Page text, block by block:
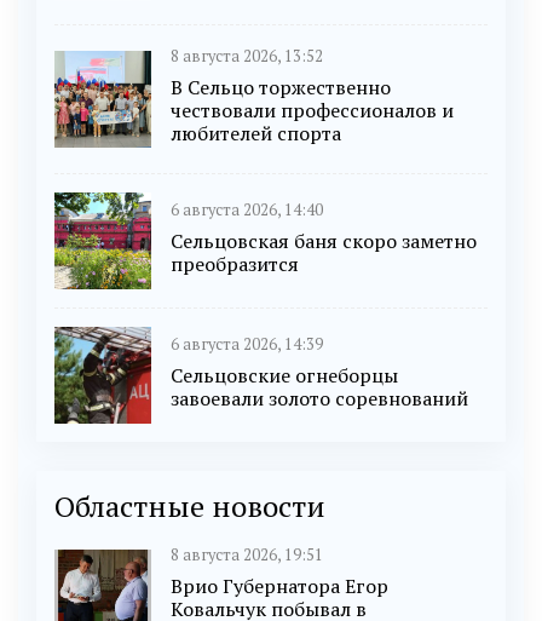
8 августа 2026, 13:52
В Сельцо торжественно
чествовали профессионалов и
любителей спорта
6 августа 2026, 14:40
Сельцовская баня скоро заметно
преобразится
6 августа 2026, 14:39
Сельцовские огнеборцы
завоевали золото соревнований
Областные новости
8 августа 2026, 19:51
Врио Губернатора Егор
Ковальчук побывал в